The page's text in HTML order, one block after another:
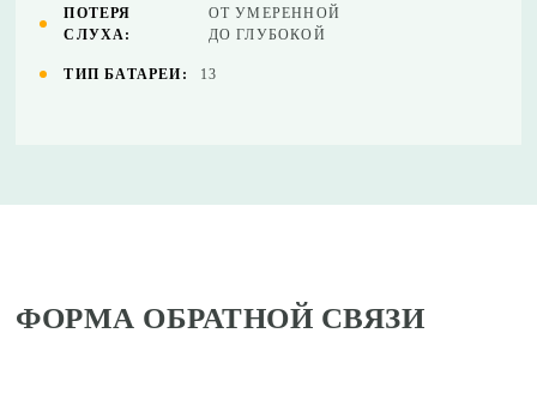
ПОТЕРЯ
СЛУХА:
ОТ УМЕРЕННОЙ
ДО ГЛУБОКОЙ
ТИП БАТАРЕИ: 13
ФОРМА ОБРАТНОЙ СВЯЗИ